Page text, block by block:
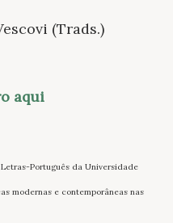
(Trads.)
aqui
Português da Universidade
modernas e contemporâneas nas